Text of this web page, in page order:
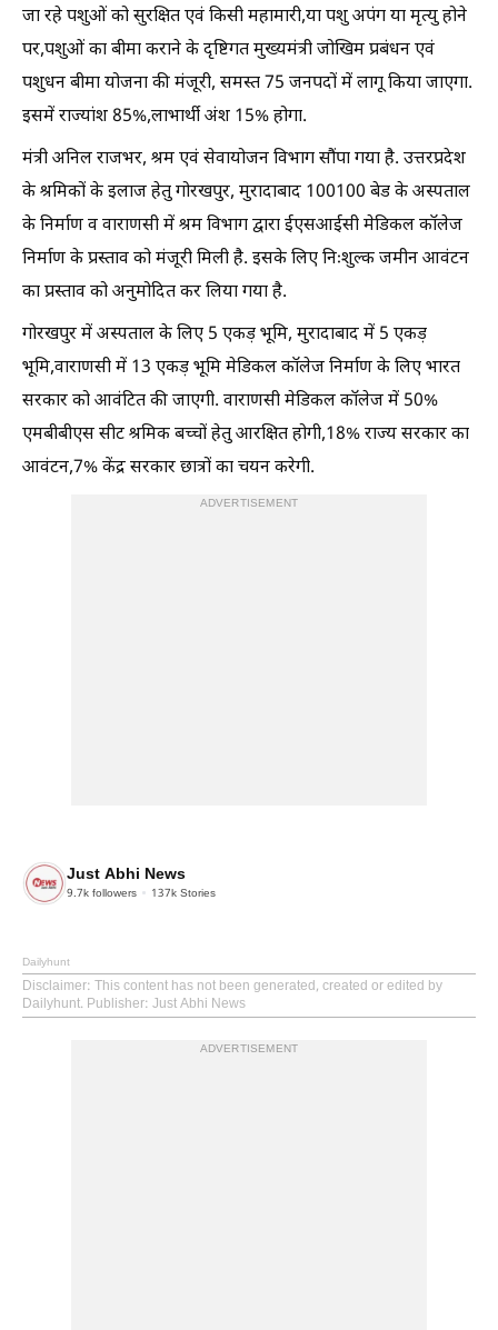
जा रहे पशुओं को सुरक्षित एवं किसी महामारी,या पशु अपंग या मृत्यु होने
पर,पशुओं का बीमा कराने के दृष्टिगत मुख्यमंत्री जोखिम प्रबंधन एवं
पशुधन बीमा योजना की मंजूरी, समस्त 75 जनपदों में लागू किया जाएगा.
इसमें राज्यांश 85%,लाभार्थी अंश 15% होगा.
मंत्री अनिल राजभर, श्रम एवं सेवायोजन विभाग सौंपा गया है. उत्तरप्रदेश
के श्रमिकों के इलाज हेतु गोरखपुर, मुरादाबाद 100100 बेड के अस्पताल
के निर्माण व वाराणसी में श्रम विभाग द्वारा ईएसआईसी मेडिकल कॉलेज
निर्माण के प्रस्ताव को मंजूरी मिली है. इसके लिए निःशुल्क जमीन आवंटन
का प्रस्ताव को अनुमोदित कर लिया गया है.
गोरखपुर में अस्पताल के लिए 5 एकड़ भूमि, मुरादाबाद में 5 एकड़
भूमि,वाराणसी में 13 एकड़ भूमि मेडिकल कॉलेज निर्माण के लिए भारत
सरकार को आवंटित की जाएगी. वाराणसी मेडिकल कॉलेज में 50%
एमबीबीएस सीट श्रमिक बच्चों हेतु आरक्षित होगी,18% राज्य सरकार का
आवंटन,7% केंद्र सरकार छात्रों का चयन करेगी.
ADVERTISEMENT
Just Abhi News
9.7k followers 137k Stories
Dailyhunt
Disclaimer: This content has not been generated, created or edited by
Dailyhunt. Publisher: Just Abhi News
ADVERTISEMENT